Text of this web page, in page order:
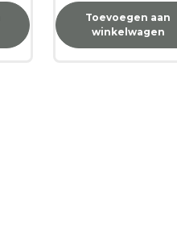
Toevoegen aan
winkelwagen